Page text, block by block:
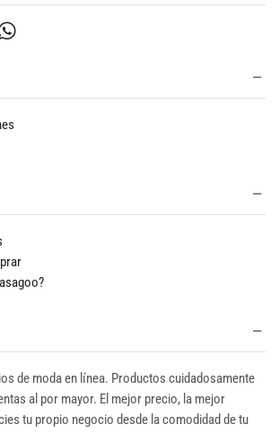
de moda en línea. Productos cuidadosamente
al por mayor. El mejor precio, la mejor
tu propio negocio desde la comodidad de tu